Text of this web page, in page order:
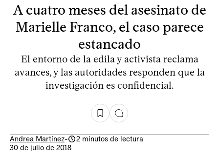
A cuatro meses del asesinato de
Marielle Franco, el caso parece
estancado
El entorno de la edila y activista reclama
avances, y las autoridades responden que la
investigación es confidencial.
Andrea Martínez-
2 minutos de lectura
30 de julio de 2018